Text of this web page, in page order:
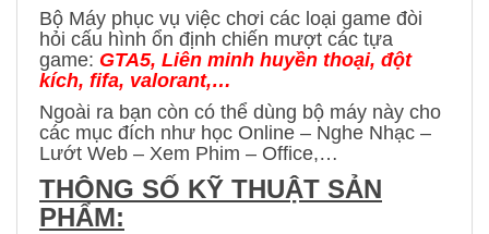
Bộ Máy phục vụ việc chơi các loại game đòi
hỏi cấu hình ổn định chiến mượt các tựa
game: GTA5, Liên minh huyền thoại, đột
kích, fifa, valorant,…
Ngoài ra bạn còn có thể dùng bộ máy này cho
các mục đích như học Online – Nghe Nhạc –
Lướt Web – Xem Phim – Office,…
THÔNG SỐ KỸ THUẬT SẢN
PHẨM: